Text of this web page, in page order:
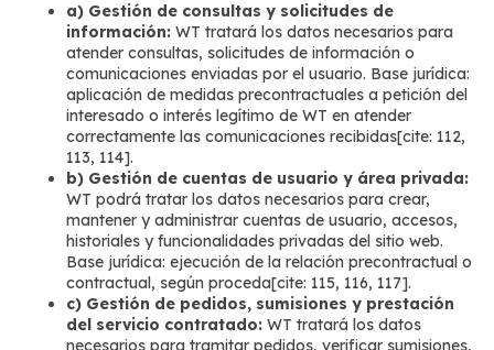
a) Gestión de consultas y solicitudes de
información: WT tratará los datos necesarios para
atender consultas, solicitudes de información o
comunicaciones enviadas por el usuario. Base jurídica:
aplicación de medidas precontractuales a petición del
interesado o interés legítimo de WT en atender
correctamente las comunicaciones recibidas[cite: 112,
113, 114].
b) Gestión de cuentas de usuario y área privada:
WT podrá tratar los datos necesarios para crear,
mantener y administrar cuentas de usuario, accesos,
historiales y funcionalidades privadas del sitio web.
Base jurídica: ejecución de la relación precontractual o
contractual, según proceda[cite: 115, 116, 117].
c) Gestión de pedidos, sumisiones y prestación
del servicio contratado: WT tratará los datos
necesarios para tramitar pedidos, verificar sumisiones,